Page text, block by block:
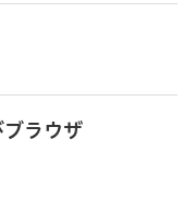
ラウザ